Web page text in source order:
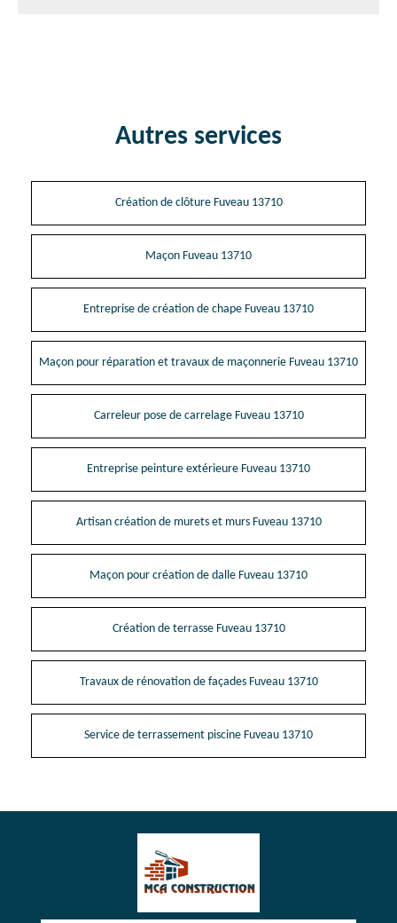
Autres services
Création de clôture Fuveau 13710
Maçon Fuveau 13710
Entreprise de création de chape Fuveau 13710
Maçon pour réparation et travaux de maçonnerie Fuveau 13710
Carreleur pose de carrelage Fuveau 13710
Entreprise peinture extérieure Fuveau 13710
Artisan création de murets et murs Fuveau 13710
Maçon pour création de dalle Fuveau 13710
Création de terrasse Fuveau 13710
Travaux de rénovation de façades Fuveau 13710
Service de terrassement piscine Fuveau 13710